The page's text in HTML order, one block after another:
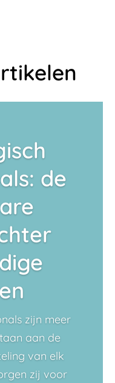
de
zijn meer
aan de
van elk
zij voor